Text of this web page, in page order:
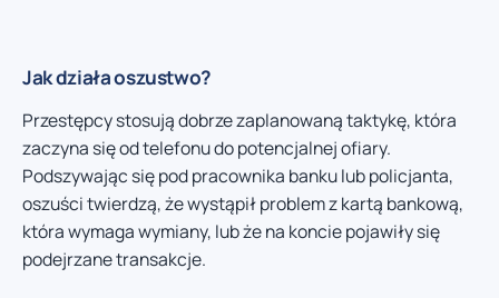
Jak działa oszustwo?
Przestępcy stosują dobrze zaplanowaną taktykę, która
zaczyna się od telefonu do potencjalnej ofiary.
Podszywając się pod pracownika banku lub policjanta,
oszuści twierdzą, że wystąpił problem z kartą bankową,
która wymaga wymiany, lub że na koncie pojawiły się
podejrzane transakcje.